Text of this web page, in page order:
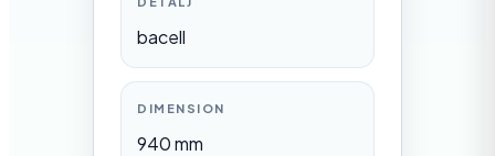
bacell
DIMENSION
940 mm